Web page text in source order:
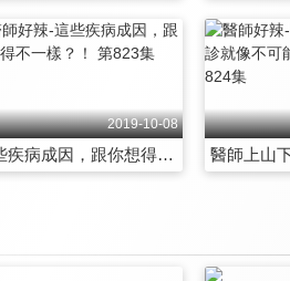
2019-10-08
這些疾病成因，跟你想得不一樣？！ 第823集